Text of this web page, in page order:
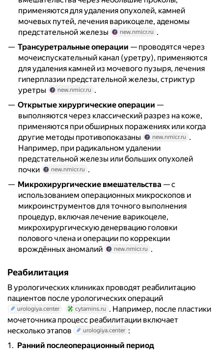
применяются для удаления опухолей, камней
мочевых путей, лечения варикоцеле, аденомы
предстательной железы
new.nmicr.ru .
Трансуретральные операции — проводятся через
мочеиспускательный канал (уретру), применяются
для удаления камней из мочевого пузыря, лечения
гиперплазии предстательной железы, стриктур
уретры
new.nmicr.ru .
Открытые хирургические операции —
выполняются через классический разрез на коже,
применяются при обширных поражениях или когда
другие методы противопоказаны
new.nmicr.ru .
Например, при радикальном удалении
предстательной железы или больших опухолей
почки
new.nmicr.ru .
Микрохирургические вмешательства — с
использованием операционных микроскопов и
микроинструментов для точного выполнения
процедур, включая лечение варикоцеле,
микрохирургическую денервацию головки
полового члена и операции по коррекции
врождённых аномалий
new.nmicr.ru .
Реабилитация
В урологических клиниках проводят реабилитацию
пациентов после урологических операций
urologiya.center cytamins.ru . Например, после пластики
мочеточника процесс реабилитации включает
несколько этапов
urologiya.center :
Ранний послеоперационный период